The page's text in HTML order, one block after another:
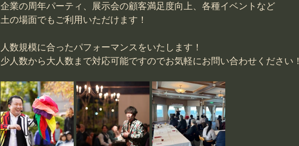
企業の周年パーティ、展示会の顧客満足度向上、各種イベントなど
土の場面でもご利用いただけます！
人数規模に合ったパフォーマンスをいたします！
少人数から大人数まで対応可能ですのでお気軽にお問い合わせください！